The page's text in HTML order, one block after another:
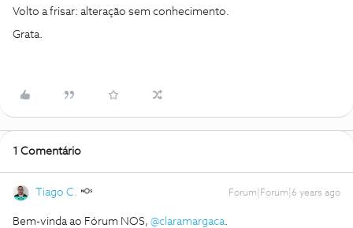
Volto a frisar: alteração sem conhecimento.
Grata.
1 Comentário
Tiago C. Forum|Forum|6 years ago
Bem-vinda ao Fórum NOS, @claramargaca.